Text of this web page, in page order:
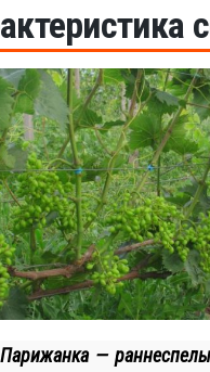
Парижанка —